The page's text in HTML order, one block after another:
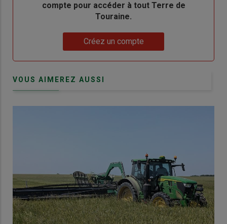
compte pour accéder à tout Terre de
Touraine.
Créez un compte
VOUS AIMEREZ AUSSI